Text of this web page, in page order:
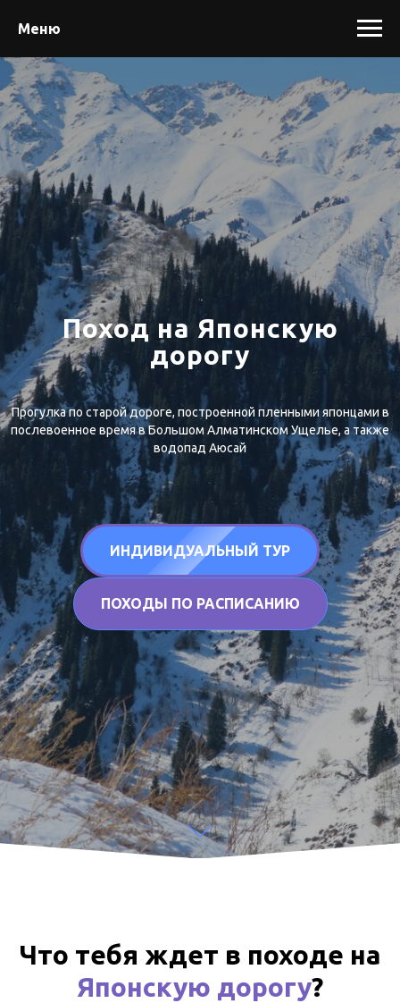
Меню
Поход на Японскую
дорогу
Прогулка по старой дороге, построенной пленными японцами в
послевоенное время в Большом Алматинском Ущелье, а также
водопад Аюсай
ИНДИВИДУАЛЬНЫЙ ТУР
ПОХОДЫ ПО РАСПИСАНИЮ
Что тебя ждет в походе на
Японскую дорогу?